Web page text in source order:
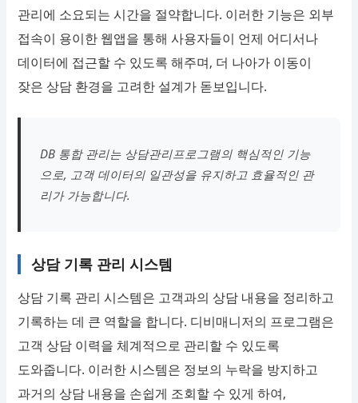
관리에 소요되는 시간을 절약합니다. 이러한 기능은 외부
접속이 용이한 웹앱을 통해 사용자들이 언제 어디서나
데이터에 접근할 수 있도록 해주며, 더 나아가 이동이
잦은 상담 환경을 고려한 설계가 돋보입니다.
DB 통합 관리는 상담관리프로그램의 핵심적인 기능
으로, 고객 데이터의 일관성을 유지하고 효율적인 관
리가 가능합니다.
상담 기록 관리 시스템
상담 기록 관리 시스템은 고객과의 상담 내용을 정리하고
기록하는 데 큰 역할을 합니다. 디비매니저의 프로그램은
고객 상담 이력을 체계적으로 관리할 수 있도록
도와줍니다. 이러한 시스템은 정보의 누락을 방지하고
과거의 상담 내용을 손쉽게 조회할 수 있게 하여,